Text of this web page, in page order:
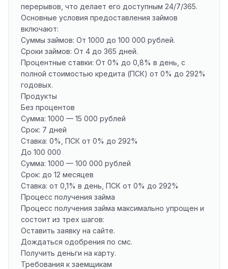
перерывов, что делает его доступным 24/7/365.
Основные условия предоставления займов
включают:
Суммы займов: От 1000 до 100 000 рублей.
Сроки займов: От 4 до 365 дней.
Процентные ставки: От 0% до 0,8% в день, с
полной стоимостью кредита (ПСК) от 0% до 292%
годовых.
Продукты
Без процентов
Сумма: 1000 — 15 000 рублей
Срок: 7 дней
Ставка: 0%, ПСК от 0% до 292%
До 100 000
Сумма: 1000 — 100 000 рублей
Срок: до 12 месяцев
Ставка: от 0,1% в день, ПСК от 0% до 292%
Процесс получения займа
Процесс получения займа максимально упрощен и
состоит из трех шагов:
Оставить заявку на сайте.
Дождаться одобрения по смс.
Получить деньги на карту.
Требования к заемщикам